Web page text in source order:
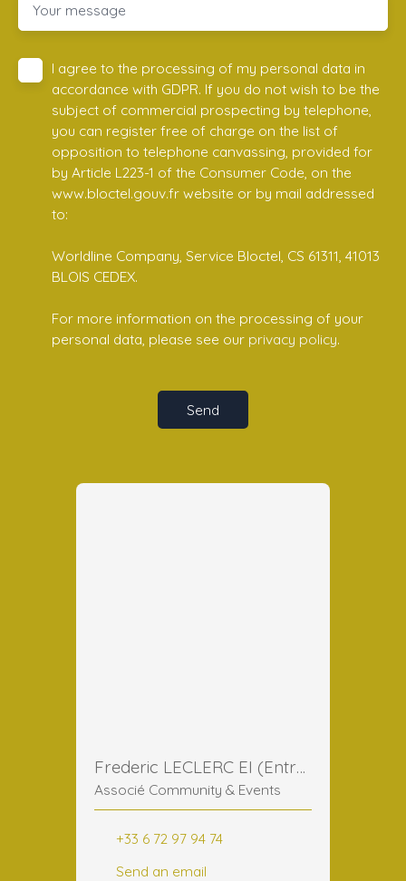
Your message
I agree to the processing of my personal data in
accordance with GDPR. If you do not wish to be the
subject of commercial prospecting by telephone,
you can register free of charge on the list of
opposition to telephone canvassing, provided for
by Article L223-1 of the Consumer Code, on the
www.bloctel.gouv.fr website or by mail addressed
to:
Worldline Company, Service Bloctel, CS 61311, 41013
BLOIS CEDEX.
For more information on the processing of your
personal data, please see our privacy policy.
Send
Frederic LECLERC EI (Entreprise Individuelle)
Associé Community & Events
+33 6 72 97 94 74
Send an email